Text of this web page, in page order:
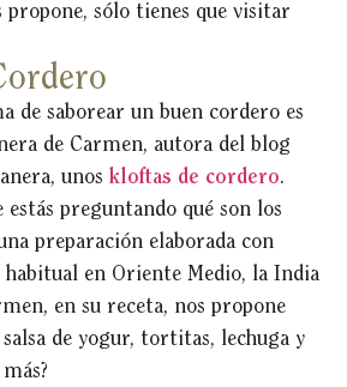
propone, sólo tienes que visitar
de saborear un buen cordero es
de Carmen, autora del blog
unos kloftas de cordero.
estás preguntando qué son los
preparación elaborada con
habitual en Oriente Medio, la India
en su receta, nos propone
de yogur, tortitas, lechuga y